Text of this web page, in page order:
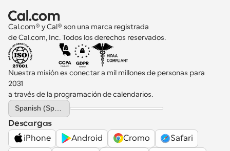
Cal.com® y Cal® son una marca registrada
de Cal.com, Inc. Todos los derechos reservados.
Nuestra misión es conectar a mil millones de personas para
2031
a través de la programación de calendarios.
Select Language
Spanish (Spain)
Descargas
iPhone
Android Cromo
Safari